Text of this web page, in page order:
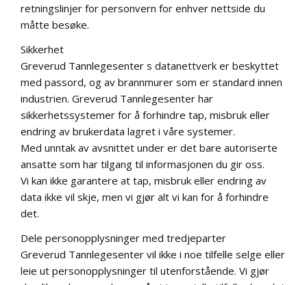
retningslinjer for personvern for enhver nettside du
måtte besøke.
Sikkerhet
Greverud Tannlegesenter s datanettverk er beskyttet
med passord, og av brannmurer som er standard innen
industrien. Greverud Tannlegesenter har
sikkerhetssystemer for å forhindre tap, misbruk eller
endring av brukerdata lagret i våre systemer.
Med unntak av avsnittet under er det bare autoriserte
ansatte som har tilgang til informasjonen du gir oss.
Vi kan ikke garantere at tap, misbruk eller endring av
data ikke vil skje, men vi gjør alt vi kan for å forhindre
det.
Dele personopplysninger med tredjeparter
Greverud Tannlegesenter vil ikke i noe tilfelle selge eller
leie ut personopplysninger til utenforstående. Vi gjør